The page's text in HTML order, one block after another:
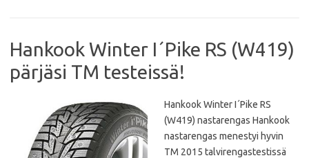
Hankook Winter I´Pike RS (W419)
pärjäsi TM testeissä!
Hankook Winter I´Pike RS
(W419) nastarengas Hankook
nastarengas menestyi hyvin
TM 2015 talvirengastestissä